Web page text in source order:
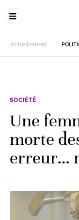
Actuellement
SOCIÉTÉ
Une
morte
erreur…